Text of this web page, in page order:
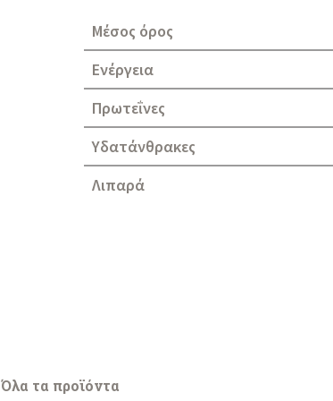
Μέσος όρος
Ενέργεια
Πρωτεΐνες
Υδατάνθρακες
Λιπαρά
Όλα τα προϊόντα